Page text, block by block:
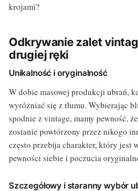
krojami?
Odkrywanie zalet
drugiej ręki
Unikalność i oryginalność
W dobie masowej produkcji ubrań,
wyróżniać się z tłumu. Wybierając
spodnie z vintage, mamy pewność,
zostanie powtórzony przez nikogo
często przebija charakter, który jest
pewności siebie i poczucia
Szczegółowy i staranny wybór